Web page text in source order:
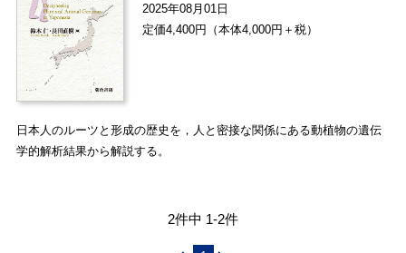
2025年08月01日
定価4,400円（本体4,000円＋税）
日本人のルーツと形成の歴史を，人と密接な関係にある動植物の遺伝
学的解析結果から解説する。
2件中 1-2件